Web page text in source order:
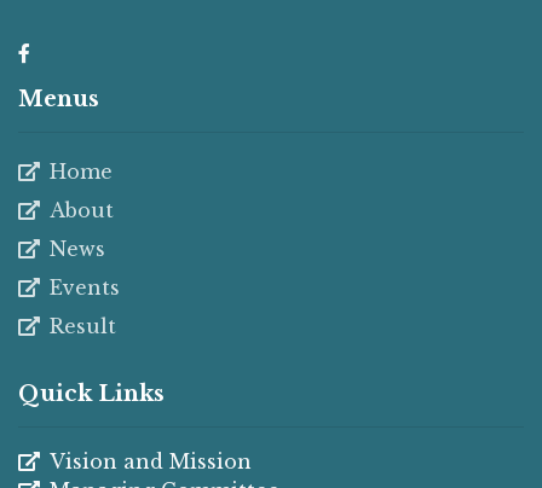
Menus
Home
About
News
Events
Result
Quick Links
Vision and Mission